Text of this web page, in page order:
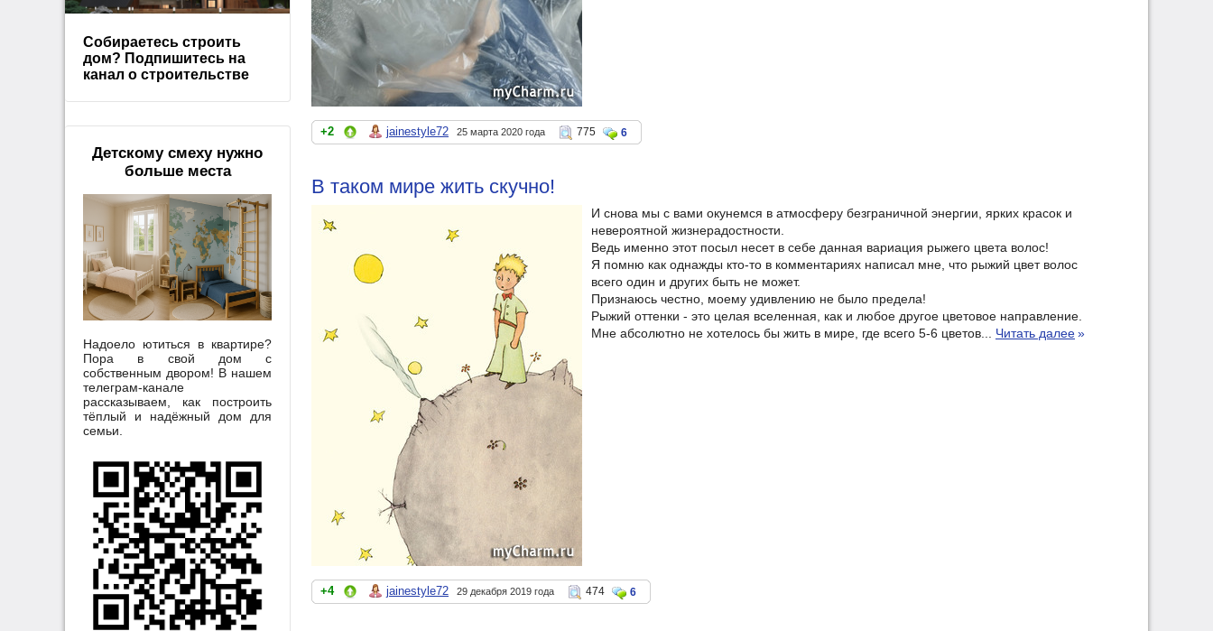
+2 jainestyle72 25 марта 2020 года 775 6
В таком мире жить скучно!
И снова мы с вами окунемся в атмосферу безграничной энергии, ярких красок и
невероятной жизнерадостности.
Ведь именно этот посыл несет в себе данная вариация рыжего цвета волос!
Я помню как однажды кто-то в комментариях написал мне, что рыжий цвет волос
всего один и других быть не может.
Признаюсь честно, моему удивлению не было предела!
Рыжий оттенки - это целая вселенная, как и любое другое цветовое направление.
Мне абсолютно не хотелось бы жить в мире, где всего 5-6 цветов... Читать далее»
+4 jainestyle72 29 декабря 2019 года 474 6
Собираетесь строить
дом? Подпишитесь на
канал о строительстве
Детскому смеху нужно
больше места
Надоело ютиться в квартире?
Пора в свой дом с
собственным двором! В нашем
телеграм-канале
рассказываем, как построить
тёплый и надёжный дом для
семьи.